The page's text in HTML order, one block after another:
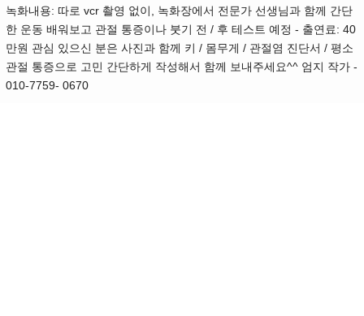
녹화내용: 따로 vcr 촬영 없이, 녹화장에서 전문가 선생님과 함께 간단
한 운동 배워보고 관절 통증이나 붓기 전 / 후 테스트 예정 - 출연료: 40
만원 관심 있으신 분은 사진과 함께 키 / 몸무게 / 관절염 진단서 / 평소
관절 통증으로 고민 간단하게 작성해서 함께 보내주세요^^ 엄지 작가 -
010-7759- 0670